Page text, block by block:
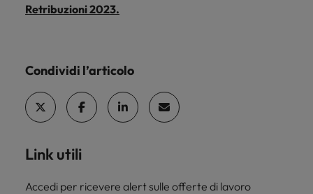
Retribuzioni 2023.
Condividi l’articolo
Link utili
Accedi per ricevere alert sulle offerte di lavoro